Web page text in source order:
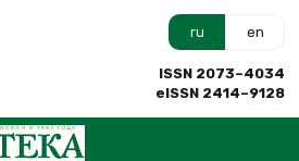
ru en
ISSN 2073–4034
eISSN 2414–9128